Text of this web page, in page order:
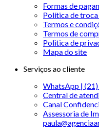
Formas de
Política de
Termos e
Termos de
Politica de
Mapa do site
Serviços ao cliente
WhatsApp |
Central de
Canal
Assessoria de